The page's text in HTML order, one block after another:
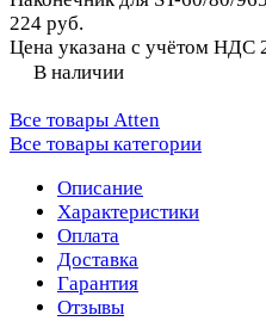
224 руб.
Цена указана с учётом НДС
В наличии
Все товары Atten
Все товары категории
Описание
Характеристики
Оплата
Доставка
Гарантия
Отзывы